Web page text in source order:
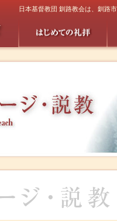
日本基督教団 釧路教会は、釧路